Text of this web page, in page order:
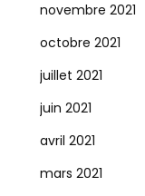
novembre 2021
octobre 2021
juillet 2021
juin 2021
avril 2021
mars 2021